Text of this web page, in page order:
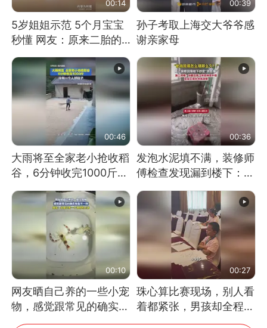
00:14
5岁姐姐示范 5个月宝宝
秒懂 网友：原来二胎的
快乐长这样
00:39
孙子考取上海交大爷爷感
谢亲家母
00:46
大雨将至全家老小抢收稻
谷，6分钟收完1000斤，
没有一个人掉链子
00:36
发泡水泥填不满，装修师
傅检查发现漏到楼下：出
风口未延伸到外墙
00:10
网友晒自己养的一些小宠
物，感觉跟常见的确实有
些不一样
00:27
珠心算比赛现场，别人看
着都紧张，男孩却全程气
定神闲、从容作答，最终